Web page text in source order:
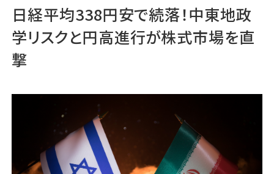
無料講座
コラム
運営会社
ファミリーオフィスとは
日経平均338円安で続落！中東地政
学リスクと円高進行が株式市場を直
撃